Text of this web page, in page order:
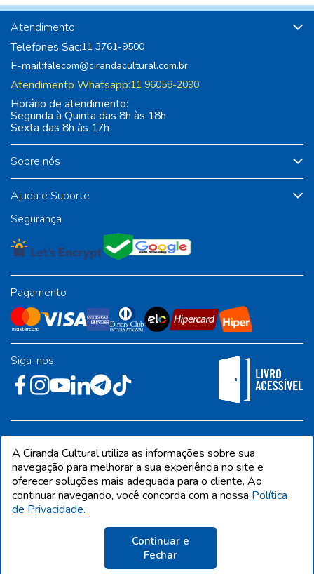
Sobre nós
Ajuda e Suporte
Atendimento
Telefones Sac:11 3761-9500
E-mail:falecom@cirandacultural.com.br
Atendimento Whatsapp:11 96058-2090
Horário de atendimento:
Segunda à Quinta das 8h às 18h
Sexta das 8h às 17h
Segurança
Pagamento
Siga-nos
Industrial - Jandira/SP - CEP 06612-001
CIRANDA CULTURAL EDITORA E DISTRIBUIDORA LTDA. Todos os direitos
reservados. Proibida reprodução total ou parcial. Preços e estoque sujeito a
alterações sem aviso prévio.
CNPJ 68.216.860/0001-09 | IE 398.136.177.113
A Ciranda Cultural utiliza as informações sobre sua
navegação para melhorar a sua experiência no site e
oferecer soluções mais adequada para o cliente. Ao
continuar navegando, você concorda com a nossa Política
de Privacidade.
Continuar e
Fechar